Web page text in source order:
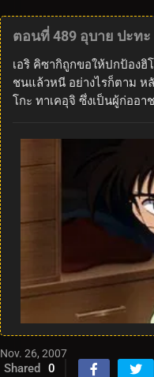
ตอนที่ 489 อุบาย ปะท
เอริ คิซากิถูกขอให้ปกป้องฮิ
ชนแล้วหนี อย่างไรก็ตาม ห
โกะ ทาเคอุจิ ซึ่งเป็นผู้ก่ออา
Nov. 26, 2007
Shared 0